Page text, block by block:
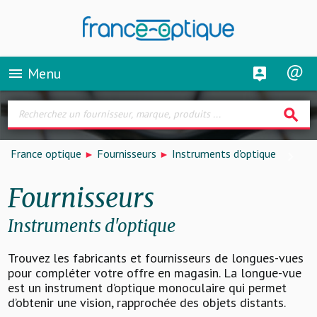
menu Menu
search
France optique Fournisseurs Instruments d'optique
Fournisseurs
Instruments d'optique
Trouvez les fabricants et fournisseurs de longues-vues
pour compléter votre offre en magasin. La longue-vue
est un instrument d’optique monoculaire qui permet
d’obtenir une vision, rapprochée des objets distants.